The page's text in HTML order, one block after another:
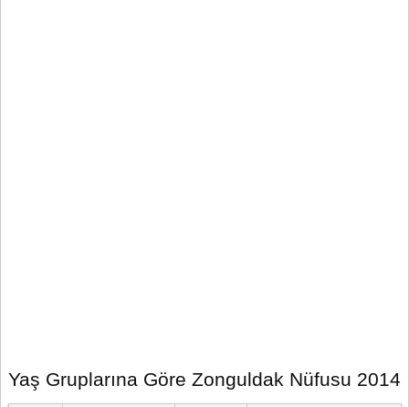
Yaş Gruplarına Göre Zonguldak Nüfusu 2014